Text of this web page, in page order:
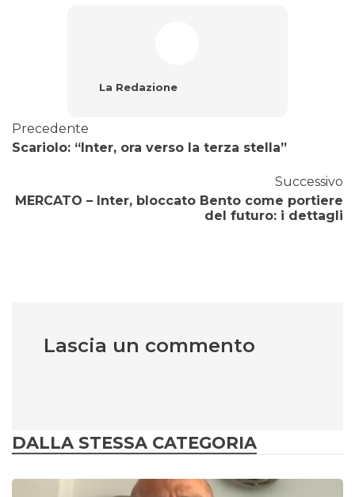
La Redazione
Precedente
Scariolo: “Inter, ora verso la terza stella”
Successivo
MERCATO – Inter, bloccato Bento come portiere
del futuro: i dettagli
Lascia un commento
DALLA STESSA CATEGORIA